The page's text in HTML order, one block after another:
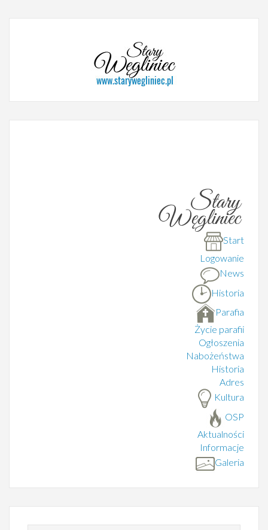
Start
Logowanie
News
Historia
Parafia
Życie parafii
Ogłoszenia
Nabożeństwa
Historia
Adres
Kultura
OSP
Aktualności
Informacje
Galeria